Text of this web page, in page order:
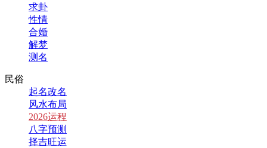
求卦
性情
合婚
解梦
测名
民俗
起名改名
风水布局
2026运程
八字预测
择吉旺运